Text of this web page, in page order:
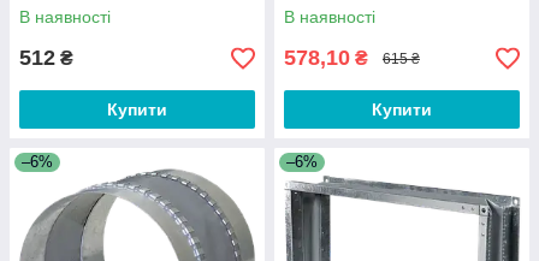
В наявності
512 ₴
Купити
В наявності
578,10 ₴ 615 ₴
Купити
–6% –6%